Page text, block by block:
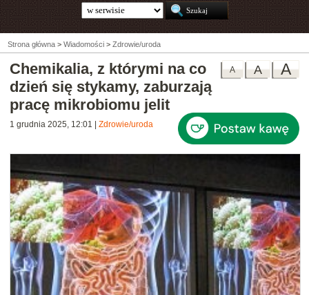
Strona główna > Wiadomości > Zdrowie/uroda
A
A
A
Chemikalia, z którymi na co
dzień się stykamy, zaburzają
pracę mikrobiomu jelit
1 grudnia 2025, 12:01 Zdrowie/uroda